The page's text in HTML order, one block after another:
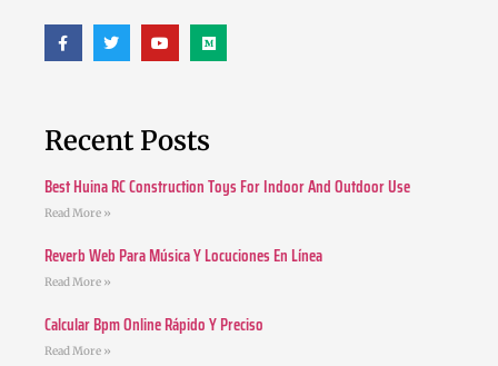
Recent Posts
Best Huina RC Construction Toys For Indoor And Outdoor Use
Read More »
Reverb Web Para Música Y Locuciones En Línea
Read More »
Calcular Bpm Online Rápido Y Preciso
Read More »